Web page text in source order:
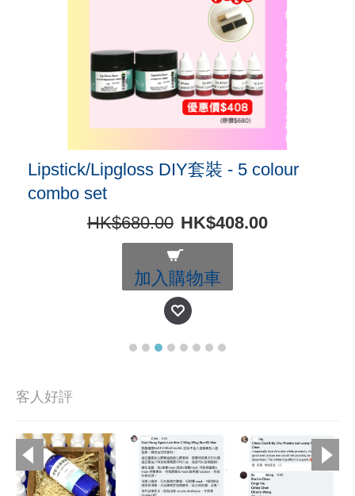
Lipstick/Lipgloss DIY套裝 - 5 colour
combo set
HK$680.00 HK$408.00
加入購物車
客人好評